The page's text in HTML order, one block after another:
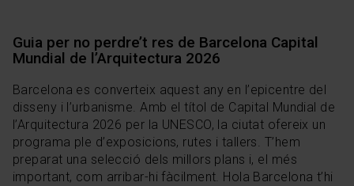
Guia per no perdre’t res de Barcelona Capital
Mundial de l’Arquitectura 2026
Barcelona es converteix aquest any en l’epicentre del
disseny i l’urbanisme. Amb el títol de Capital Mundial de
l’Arquitectura 2026 per la UNESCO, la ciutat ofereix un
programa ple d’exposicions, rutes i tallers. T’hem
preparat una selecció dels millors plans i, el més
important, com arribar-hi fàcilment. Hola Barcelona t’hi